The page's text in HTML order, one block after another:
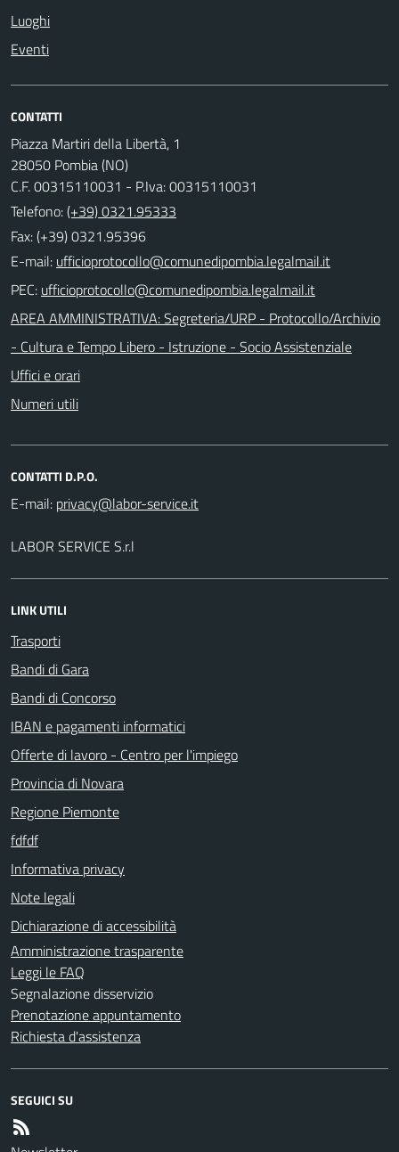
Luoghi
Eventi
CONTATTI
Piazza Martiri della Libertà, 1
28050 Pombia (NO)
C.F. 00315110031 - P.Iva: 00315110031
Telefono:(+39) 0321.95333
Fax: (+39) 0321.95396
E-mail:
PEC:
AREA AMMINISTRATIVA: Segreteria/URP - Protocollo/Archivio
- Cultura e Tempo Libero - Istruzione - Socio Assistenziale
Uffici e orari
Numeri utili
CONTATTI D.P.O.
E-mail:
LABOR SERVICE S.r.l
LINK UTILI
Trasporti
Bandi di Gara
Bandi di Concorso
IBAN e pagamenti informatici
Offerte di lavoro - Centro per l'impiego
Provincia di Novara
Regione Piemonte
fdfdf
Informativa privacy
Note legali
Dichiarazione di accessibilità
Amministrazione trasparente
Leggi le FAQ
Segnalazione disservizio
Prenotazione appuntamento
Richiesta d'assistenza
SEGUICI SU